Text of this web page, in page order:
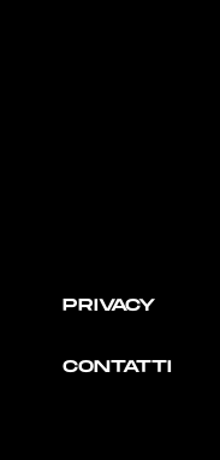
PRIVACY
CONTATTI